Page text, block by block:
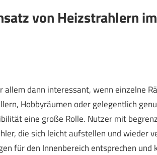
von Heizstrahlern
dann interessant, wenn einzelne
Hobbyräumen oder gelegentlich
eine große Rolle. Nutzer mit
die sich leicht aufstellen und wieder
für den Innenbereich entsprechen